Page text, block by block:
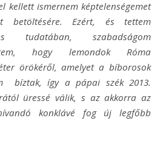
kellett ismernem képtelenségemet
Ezért, és tettem
tudatában, szabadságom
hogy lemondok Róma
örökéről, amelyet a bíborosok
bíztak, így a pápai szék 2013.
üressé válik, s az akkorra az
konklávé fog új legfőbb